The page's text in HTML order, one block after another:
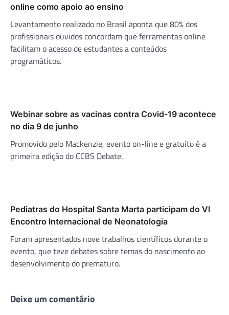
online como apoio ao ensino
Levantamento realizado no Brasil aponta que 80% dos
profissionais ouvidos concordam que ferramentas online
facilitam o acesso de estudantes a conteúdos
programáticos.
Webinar sobre as vacinas contra Covid-19 acontece
no dia 9 de junho
Promovido pelo Mackenzie, evento on-line e gratuito é a
primeira edição do CCBS Debate.
Pediatras do Hospital Santa Marta participam do VI
Encontro Internacional de Neonatologia
Foram apresentados nove trabalhos científicos durante o
evento, que teve debates sobre temas do nascimento ao
desenvolvimento do prematuro.
Deixe um comentário